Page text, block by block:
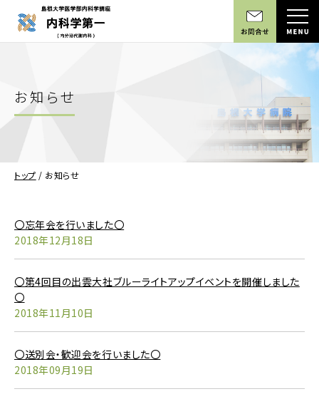
お知らせ
トップ / お知らせ
〇忘年会を行いました〇
2018年12月18日
〇第4回目の出雲大社ブルーライトアップイベントを開催しました
〇
2018年11月10日
〇送別会・歓迎会を行いました〇
2018年09月19日